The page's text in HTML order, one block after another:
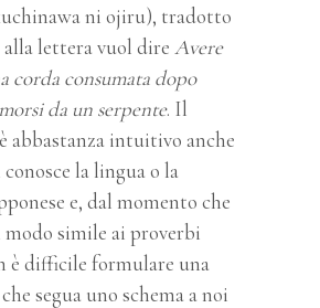
ni ojiru), tradotto
lettera vuol dire Avere
corda consumata dopo
da un serpente. Il
abbastanza intuitivo anche
la lingua o la
e, dal momento che
simile ai proverbi
è difficile formulare una
segua uno schema a noi